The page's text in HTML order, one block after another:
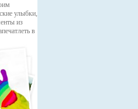
улыбки,
из
в